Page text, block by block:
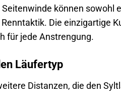
können sowohl
Die einzigartige
für jede Anstrengung.
Läufertyp
Distanzen, die den